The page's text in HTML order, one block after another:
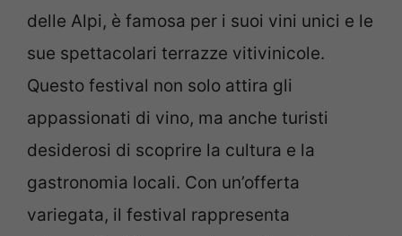
delle Alpi, è famosa per i suoi vini unici e le
sue spettacolari terrazze vitivinicole.
Questo festival non solo attira gli
appassionati di vino, ma anche turisti
desiderosi di scoprire la cultura e la
gastronomia locali. Con un’offerta
variegata, il festival rappresenta